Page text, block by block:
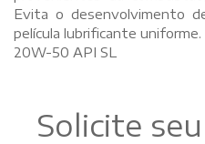
Evita o desenvolvimento
película lubrificante uniforme.
20W-50 API SL
Solicite